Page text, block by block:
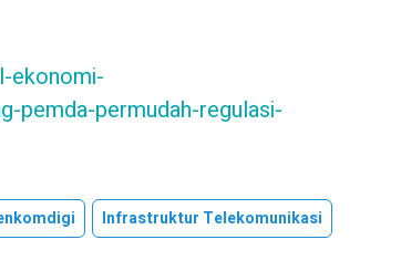
ekonomi-
pemda-permudah-regulasi-
Infrastruktur Telekomunikasi